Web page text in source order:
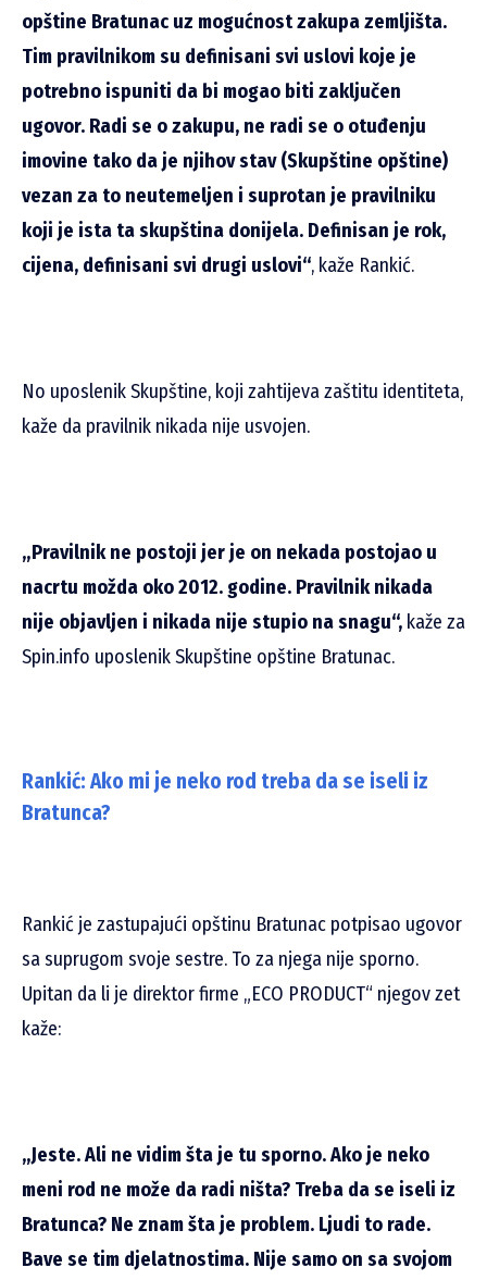
opštine Bratunac uz mogućnost zakupa zemljišta.
Tim pravilnikom su definisani svi uslovi koje je
potrebno ispuniti da bi mogao biti zaključen
ugovor. Radi se o zakupu, ne radi se o otuđenju
imovine tako da je njihov stav (Skupštine opštine)
vezan za to neutemeljen i suprotan je pravilniku
koji je ista ta skupština donijela. Definisan je rok,
cijena, definisani svi drugi uslovi“, kaže Rankić.
No uposlenik Skupštine, koji zahtijeva zaštitu identiteta,
kaže da pravilnik nikada nije usvojen.
„Pravilnik ne postoji jer je on nekada postojao u
nacrtu možda oko 2012. godine. Pravilnik nikada
nije objavljen i nikada nije stupio na snagu“, kaže za
Spin.info uposlenik Skupštine opštine Bratunac.
Rankić: Ako mi je neko rod treba da se iseli iz
Bratunca?
Rankić je zastupajući opštinu Bratunac potpisao ugovor
sa suprugom svoje sestre. To za njega nije sporno.
Upitan da li je direktor firme „ECO PRODUCT“ njegov zet
kaže:
„Jeste. Ali ne vidim šta je tu sporno. Ako je neko
meni rod ne može da radi ništa? Treba da se iseli iz
Bratunca? Ne znam šta je problem. Ljudi to rade.
Bave se tim djelatnostima. Nije samo on sa svojom